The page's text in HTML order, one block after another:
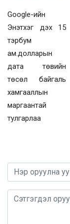
Google-ийн
Энэтхэг дэх 15
тэрбум
ам.долларын
дата төвийн
төсөл байгаль
хамгааллын
маргаантай
тулгарлаа